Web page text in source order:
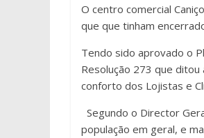
O centro comercial
que que tinham
Tendo sido aprovado o
Resolução 273 que
conforto dos Lojistas e
Segundo o Director
população em geral, e